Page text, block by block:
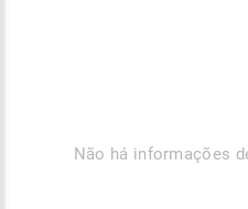
Não há informações